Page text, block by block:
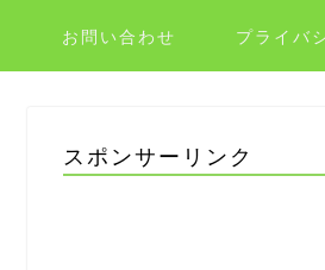
お問い合わせ プライバ
スポンサーリンク